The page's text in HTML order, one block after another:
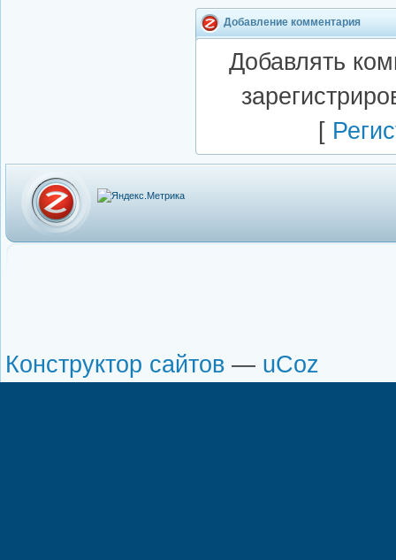
Добавление комментария
Добавлять
[
Конструктор сайтов — uCoz